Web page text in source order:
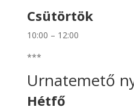
Csütörtök
10:00 – 12:00
***
Urnatemető
Hétfő